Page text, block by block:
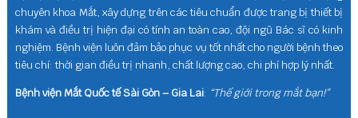
chuyên khoa Mắt, xây dựng trên các tiêu chuẩn được trang bị thiết bị
khám và điều trị hiện đại có tính an toàn cao, đội ngũ Bác sĩ có kinh
nghiệm. Bệnh viện luôn đảm bảo phục vụ tốt nhất cho người bệnh theo
tiêu chí: thời gian điều trị nhanh, chất lượng cao, chi phí hợp lý nhất.
Bệnh viện Mắt Quốc tế Sài Gòn – Gia Lai: “Thế giới trong mắt bạn!”